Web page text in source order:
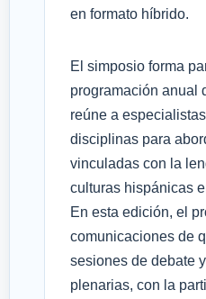
en formato híbrido.
El simposio forma
programación anual
reúne a
disciplinas para
vinculadas con la
culturas hispánicas
En esta edición, el
comunicaciones de
sesiones de debate
plenarias, con la